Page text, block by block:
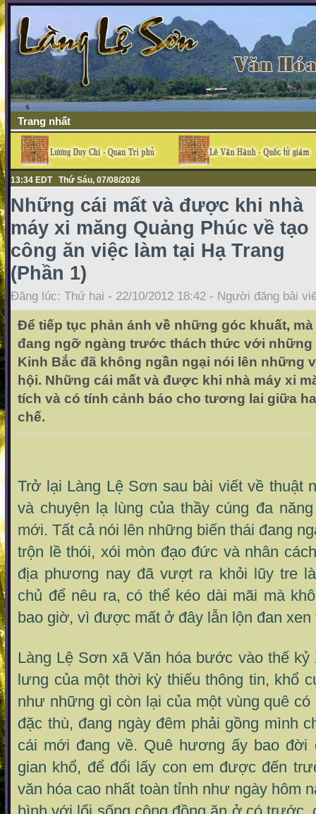
Trang nhất
13:35 EDT Thứ Sáu, 07/08/2026
Những cái mất và được khi nhà
máy xi măng Quảng Phúc về tạo
công ăn việc làm tại Hạ Trang
(Phần 1)
Đăng lúc: Thứ hai - 22/10/2012 18:42 - Người đăng bài
Để tiếp tục phản ánh về những góc khuất,
đang ngỡ ngàng trước thách thức với những
Kinh Bắc đã không ngần ngại nói lên những
hội. Những cái mất và được khi nhà máy xi
tích và có tính cảnh báo cho tương lai giữa
chế.
Trở lại Làng Lệ Sơn sau bài viết về thuật
và chuyện lạ lùng của thầy cúng đa
mới. Tất cả nói lên những biến thái đang
trộn lề thói, xói mòn đạo đức và nhân
địa phương nay đã vượt ra khỏi lũy tre
chủ để nêu ra, có thể kéo dài mãi mà
bao giờ, vì được mất ở đây lẫn lộn đan xen
Làng Lệ Sơn xã Văn hóa bước vào thế kỷ
lưng của một thời kỳ thiếu thông tin, khổ
như những gì còn lại của một vùng quê có
đặc thù, đang ngày đêm phải gồng mình
cái mới đang về. Quê hương ấy bao đời
gian khổ, để đổi lấy con em được đến
văn hóa cao nhất toàn tỉnh như ngày hôm